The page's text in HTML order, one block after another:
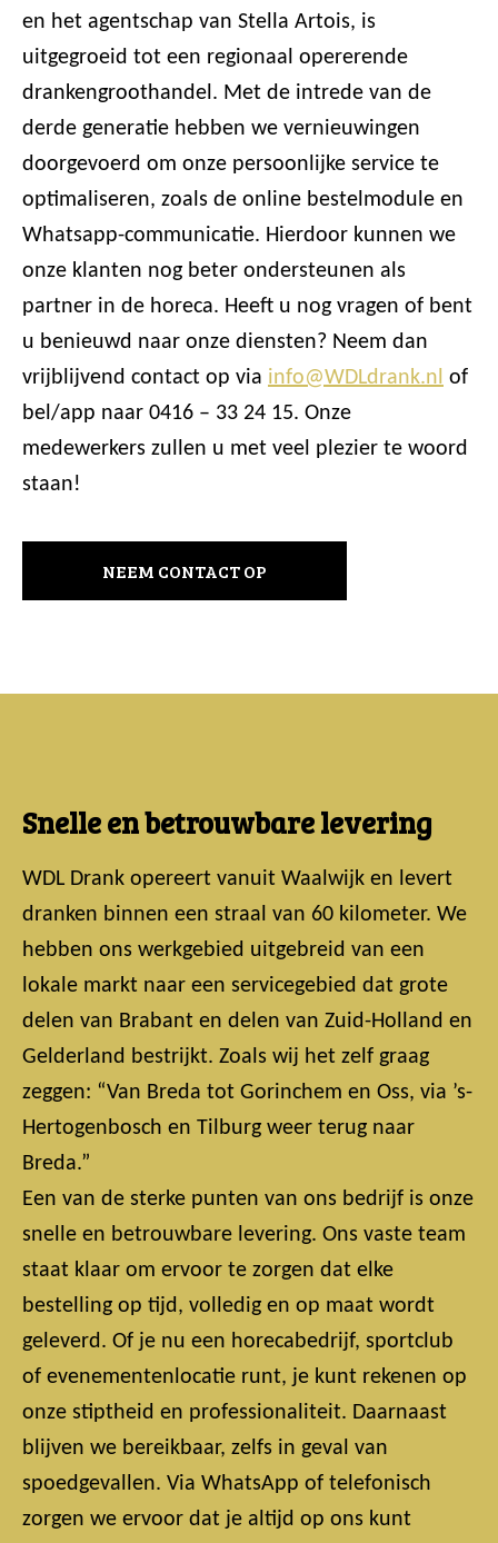
en het agentschap van Stella Artois, is
uitgegroeid tot een regionaal opererende
drankengroothandel. Met de intrede van de
derde generatie hebben we vernieuwingen
doorgevoerd om onze persoonlijke service te
optimaliseren, zoals de online bestelmodule en
Whatsapp-communicatie. Hierdoor kunnen we
onze klanten nog beter ondersteunen als
partner in de horeca. Heeft u nog vragen of bent
u benieuwd naar onze diensten? Neem dan
vrijblijvend contact op via info@WDLdrank.nl of
bel/app naar 0416 – 33 24 15. Onze
medewerkers zullen u met veel plezier te woord
staan!
NEEM CONTACT OP
Snelle en betrouwbare levering
WDL Drank opereert vanuit Waalwijk en levert
dranken binnen een straal van 60 kilometer. We
hebben ons werkgebied uitgebreid van een
lokale markt naar een servicegebied dat grote
delen van Brabant en delen van Zuid-Holland en
Gelderland bestrijkt. Zoals wij het zelf graag
zeggen: “Van Breda tot Gorinchem en Oss, via ’s-
Hertogenbosch en Tilburg weer terug naar
Breda.”
Een van de sterke punten van ons bedrijf is onze
snelle en betrouwbare levering. Ons vaste team
staat klaar om ervoor te zorgen dat elke
bestelling op tijd, volledig en op maat wordt
geleverd. Of je nu een horecabedrijf, sportclub
of evenementenlocatie runt, je kunt rekenen op
onze stiptheid en professionaliteit. Daarnaast
blijven we bereikbaar, zelfs in geval van
spoedgevallen. Via WhatsApp of telefonisch
zorgen we ervoor dat je altijd op ons kunt